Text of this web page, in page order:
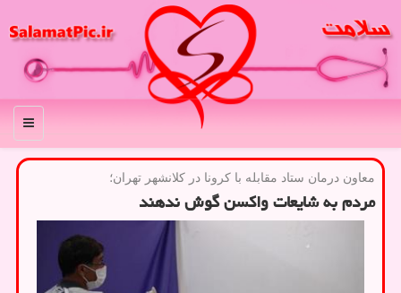
منو
معاون درمان ستاد مقابله با كرونا در كلانشهر تهران؛
مردم به شایعات واكسن گوش ندهند